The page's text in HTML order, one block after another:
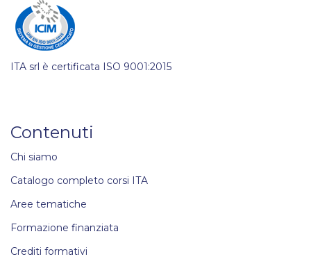
ITA srl è certificata ISO 9001:2015
Contenuti
Chi siamo
Catalogo completo corsi ITA
Aree tematiche
Formazione finanziata
Crediti formativi